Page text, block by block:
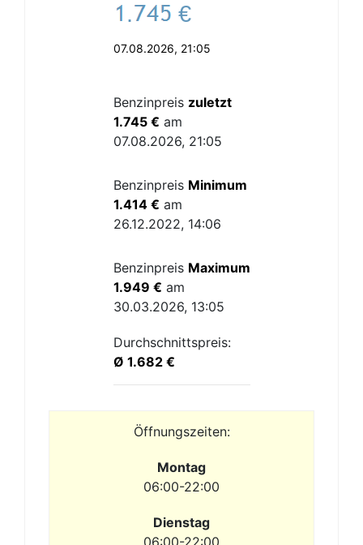
. €
07.08.2026, 21:05
Benzinpreis zuletzt
1.745 € am
07.08.2026, 21:05
Benzinpreis Minimum
1.414 € am
26.12.2022, 14:06
Benzinpreis Maximum
1.949 € am
30.03.2026, 13:05
Durchschnittspreis:
Ø 1.682 €
Öffnungszeiten:
Montag
06:00-22:00
Dienstag
06:00-22:00